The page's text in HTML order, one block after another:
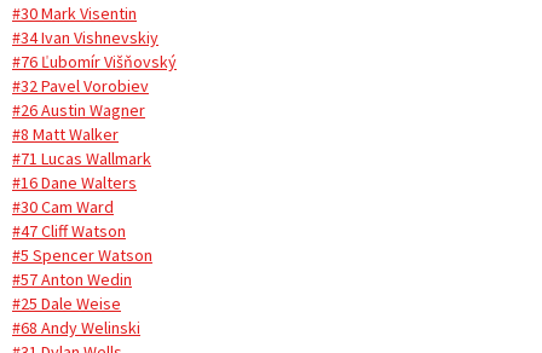
#30 Mark Visentin
#34 Ivan Vishnevskiy
#76 Ľubomír Višňovský
#32 Pavel Vorobiev
#26 Austin Wagner
#8 Matt Walker
#71 Lucas Wallmark
#16 Dane Walters
#30 Cam Ward
#47 Cliff Watson
#5 Spencer Watson
#57 Anton Wedin
#25 Dale Weise
#68 Andy Welinski